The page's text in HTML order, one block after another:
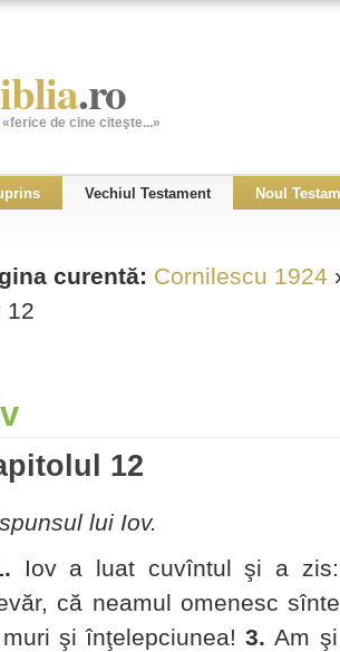
.ro
«ferice de cine citeşte...»
Vechiul Testament Noul
curentă: Cornilescu 1924
12
12
lui Iov.
Iov a luat cuvîntul şi a zis:
că neamul omenesc
şi înţelepciunea! 3. Am